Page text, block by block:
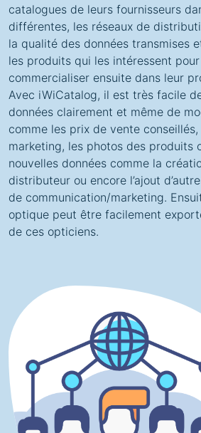
catalogues de leurs fournisseurs
différentes, les réseaux de
la qualité des données transmises
les produits qui les intéressent
commercialiser ensuite dans leur
Avec iWiCatalog, il est très facile
données clairement et même de
comme les prix de vente
marketing, les photos des produits
nouvelles données comme la
distributeur ou encore l’ajout
de communication/marketing.
optique peut être facilement
de ces opticiens.